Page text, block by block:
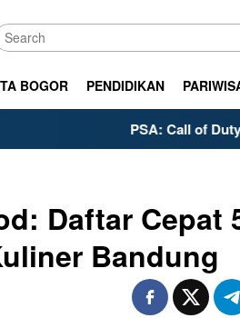
BOGOR PENDIDIKAN
PSA: Call of Duty: Black
Daftar Cepat
Bandung